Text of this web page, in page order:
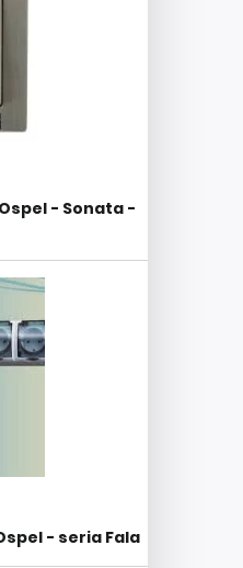
- Sonata -
- seria Fala